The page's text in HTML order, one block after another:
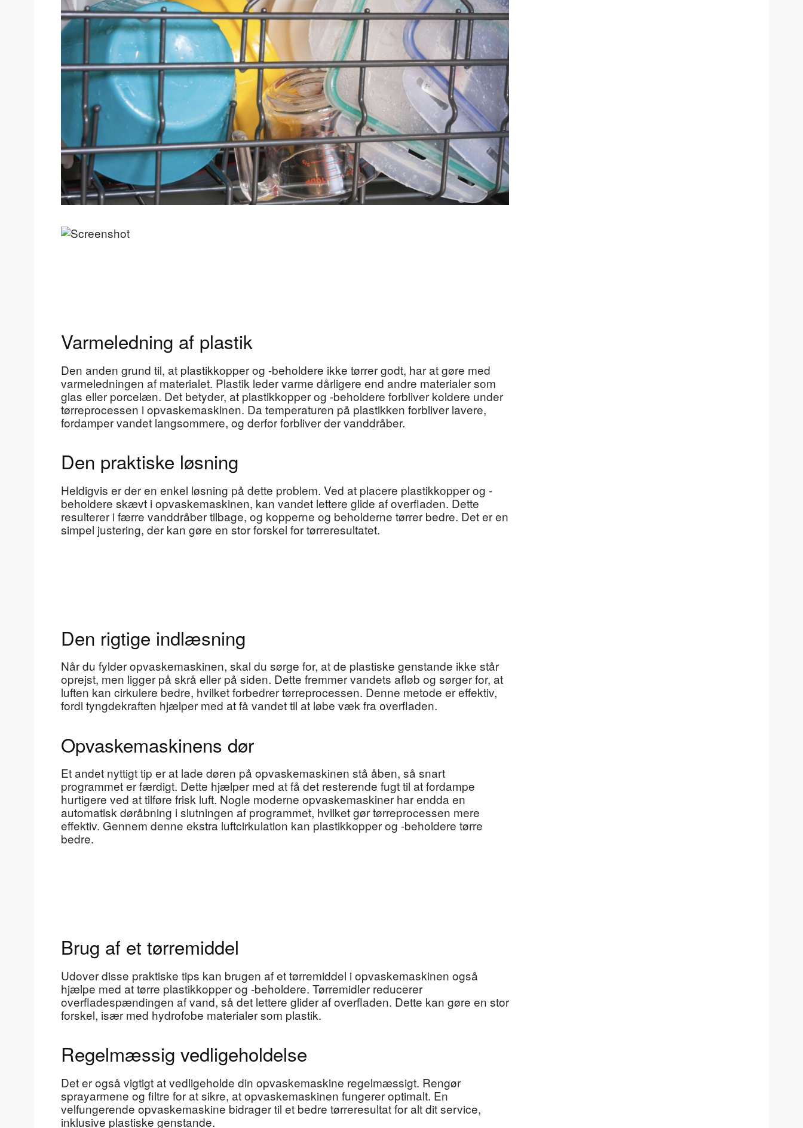
Varmeledning af plastik
Den anden grund til, at plastikkopper og -beholdere ikke tørrer godt, har at gøre med
varmeledningen af materialet. Plastik leder varme dårligere end andre materialer som
glas eller porcelæn. Det betyder, at plastikkopper og -beholdere forbliver koldere under
tørreprocessen i opvaskemaskinen. Da temperaturen på plastikken forbliver lavere,
fordamper vandet langsommere, og derfor forbliver der vanddråber.
Den praktiske løsning
Heldigvis er der en enkel løsning på dette problem. Ved at placere plastikkopper og -
beholdere skævt i opvaskemaskinen, kan vandet lettere glide af overfladen. Dette
resulterer i færre vanddråber tilbage, og kopperne og beholderne tørrer bedre. Det er en
simpel justering, der kan gøre en stor forskel for tørreresultatet.
Den rigtige indlæsning
Når du fylder opvaskemaskinen, skal du sørge for, at de plastiske genstande ikke står
oprejst, men ligger på skrå eller på siden. Dette fremmer vandets afløb og sørger for, at
luften kan cirkulere bedre, hvilket forbedrer tørreprocessen. Denne metode er effektiv,
fordi tyngdekraften hjælper med at få vandet til at løbe væk fra overfladen.
Opvaskemaskinens dør
Et andet nyttigt tip er at lade døren på opvaskemaskinen stå åben, så snart
programmet er færdigt. Dette hjælper med at få det resterende fugt til at fordampe
hurtigere ved at tilføre frisk luft. Nogle moderne opvaskemaskiner har endda en
automatisk døråbning i slutningen af programmet, hvilket gør tørreprocessen mere
effektiv. Gennem denne ekstra luftcirkulation kan plastikkopper og -beholdere tørre
bedre.
Brug af et tørremiddel
Udover disse praktiske tips kan brugen af et tørremiddel i opvaskemaskinen også
hjælpe med at tørre plastikkopper og -beholdere. Tørremidler reducerer
overfladespændingen af vand, så det lettere glider af overfladen. Dette kan gøre en stor
forskel, især med hydrofobe materialer som plastik.
Regelmæssig vedligeholdelse
Det er også vigtigt at vedligeholde din opvaskemaskine regelmæssigt. Rengør
sprayarmene og filtre for at sikre, at opvaskemaskinen fungerer optimalt. En
velfungerende opvaskemaskine bidrager til et bedre tørreresultat for alt dit service,
inklusive plastiske genstande.